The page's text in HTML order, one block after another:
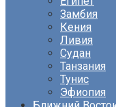
Замбия
Кения
Ливия
Судан
Танзания
Тунис
Эфиопия